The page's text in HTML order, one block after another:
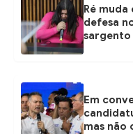
Ré
defesa
sargento
Em
mas não